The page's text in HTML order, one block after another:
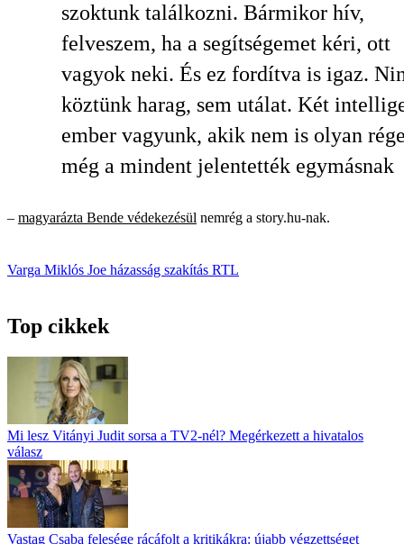
szoktunk találkozni. Bármikor hív,
felveszem, ha a segítségemet kéri, ott
vagyok neki. És ez fordítva is igaz.
köztünk harag, sem utálat. Két
ember vagyunk, akik nem is olyan
még a mindent jelentették egymásnak
– magyarázta Bende védekezésül nemrég a story.hu-nak.
Varga Miklós Joe házasság szakítás RTL
Top cikkek
Mi lesz Vitányi Judit sorsa a TV2-nél? Megérkezett a hivatalos
válasz
Vastag Csaba felesége rácáfolt a kritikákra: újabb végzettséget